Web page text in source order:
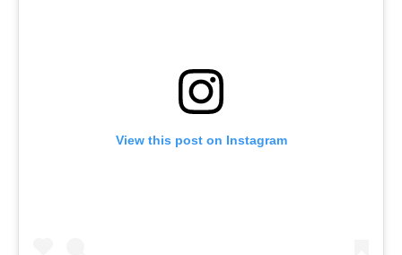
View this post on Instagram